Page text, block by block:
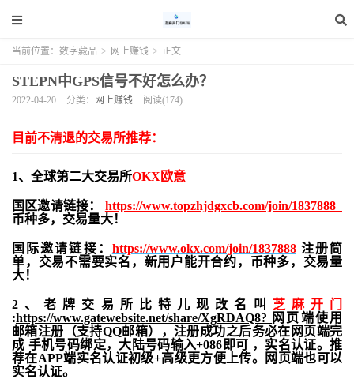
当前位置： 数字藏品 > 网上赚钱 > 正文
STEPN中GPS信号不好怎么办？
2022-04-20 分类： 网上赚钱 阅读(174)
目前不清退的交易所推荐：
1、全球第二大交易所OKX欧意
国区邀请链接： https://www.topzhjdgxcb.com/join/1837888
币种多，交易量大！
国际邀请链接： https://www.okx.com/join/1837888注册简
单，交易不需要实名，新用户能开合约， 币种多，交易量
大！
2、老牌交易所比特儿现改名叫 芝麻开门
:https://www.gatewebsite.net/share/XgRDAQ8? 网页端使用
邮箱注册（支持QQ邮箱），注册成功之后务必在网页端完
成 手机号码绑定，大陆号码输入+086即可 ，实名认证。推
荐在APP端实名认证初级+高级更方便上传。网页端也可以
实名认证。